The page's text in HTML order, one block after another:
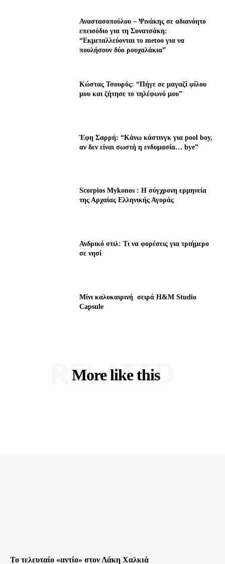
Αναστασοπούλου – Ψινάκης σε αδιανόητο
επεισόδιο για τη Συνατσάκη:
“Εκμεταλλεύονται το metoo για να
πουλήσουν δύο ρουχαλάκια”
Κώστας Τσουρός: “Πήγε σε μαγαζί φίλου
μου και ζήτησε το τηλέφωνό μου”
Έφη Σαρρή: “Κάνω κάστινγκ για pool boy,
αν δεν είναι σωστή η ενδυμασία… bye”
Scorpios Mykonos : Η σύγχρονη ερμηνεία
της Αρχαίας Ελληνικής Αγοράς
Ανδρικό στιλ: Τι να φορέσεις για τριήμερο
σε νησί
Μίνι καλοκαιρινή σειρά H&M Studio
Capsule
More like this
RELATED
Το τελευταίο «αντίο» στον Λάκη Χαλκιά